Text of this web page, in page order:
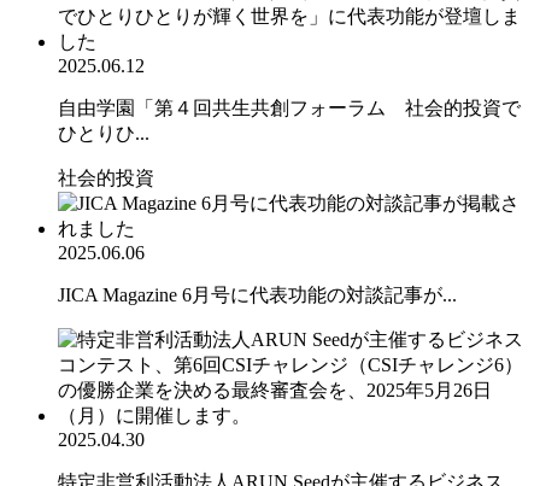
2025.06.12
自由学園「第４回共生共創フォーラム 社会的投資で
ひとりひ...
社会的投資
2025.06.06
JICA Magazine 6月号に代表功能の対談記事が...
2025.04.30
特定非営利活動法人ARUN Seedが主催するビジネス